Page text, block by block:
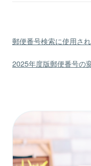
郵便番号検索に使用さ
2025年度版郵便番号の